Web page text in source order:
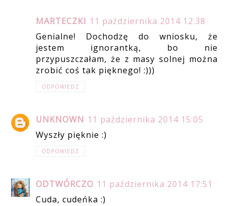
MARTECZKI 11 października 2014 12:38
Genialne! Dochodzę do wniosku, że
jestem ignorantką, bo nie
przypuszczałam, że z masy solnej można
zrobić coś tak pięknego! :)))
ODPOWIEDZ
UNKNOWN 11 października 2014 15:05
Wyszły pięknie :)
ODPOWIEDZ
ODTWÓRCZO 11 października 2014 17:51
Cuda, cudeńka :)